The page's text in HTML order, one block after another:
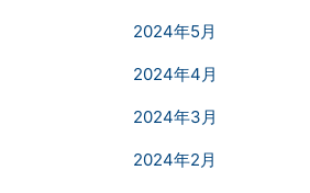
2024年5月
2024年4月
2024年3月
2024年2月